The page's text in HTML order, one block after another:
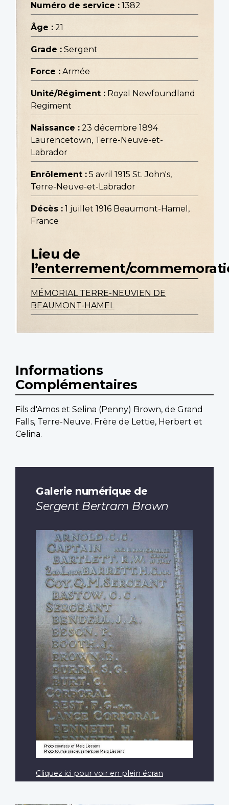
Numéro de service : 1382
Âge : 21
Grade : Sergent
Force : Armée
Unité/Régiment : Royal Newfoundland
Regiment
Naissance : 23 décembre 1894
Laurencetown, Terre-Neuve-et-
Labrador
Enrôlement : 5 avril 1915 St. John's,
Terre-Neuve-et-Labrador
Décès : 1 juillet 1916 Beaumont-Hamel,
France
Lieu de
l’enterrement/
MÉMORIAL TERRE-NEUVIEN DE
BEAUMONT-HAMEL
Informations
Complémentaires
Fils d'Amos et Selina (Penny) Brown, de Grand
Falls, Terre-Neuve. Frère de Lettie, Herbert et
Celina.
Galerie numérique de
Sergent Bertram Brown
Cliquez ici pour voir en plein écran